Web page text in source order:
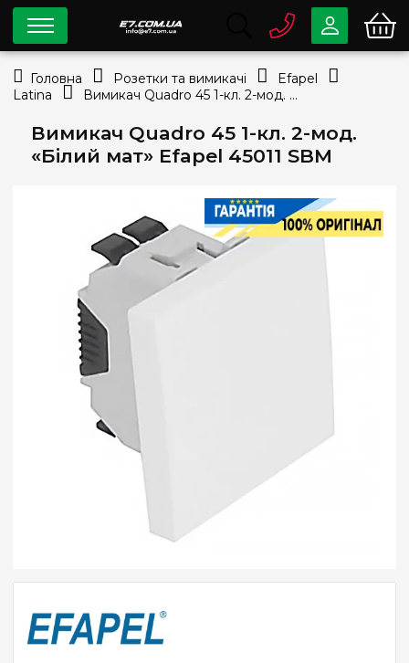
Вимикач Quadro 45 1-кл. 2-мод.
«Білий мат» Efapel 45011 SBM
0 80033-63-07
Безкоштовно
info@e7.com.ua
044334-79-78
Viber Telegram
Головна Розетки та вимикачі
Efapel
Latina
Вимикач Quadro 45 1-кл. 2-мод. «Білий мат» Efapel 45011 SBM